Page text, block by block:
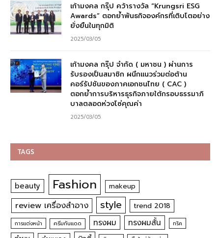
เก้ามงคล กรุ๊ป คว้ารางวัล “Krungsri ESG
Awards” ตอกย้ำพันธกิจองค์กรที่เติบโตอย่าง
ยั่งยืนในทุกมิติ
2025/03/05
เก้ามงคล กรุ๊ป จำกัด ( มหาชน ) ผ่านการ
รับรองเป็นสมาชิก ผนึกแนวร่วมต่อต้าน
คอร์รัปชันของภาคเอกชนไทย ( CAC )
ตอกย้ำการบริหารธุรกิจภายใต้กรอบธรรมาภิ
บาลตลอดห่วงโซ่คุณค่า
2025/03/05
TAGS
beauty Fashion makeup
review เครื่องสำอาง style trend 2018
การแต่งหน้า ครีมกันแดด ทรงผม ทรงผมสั้น ทริค